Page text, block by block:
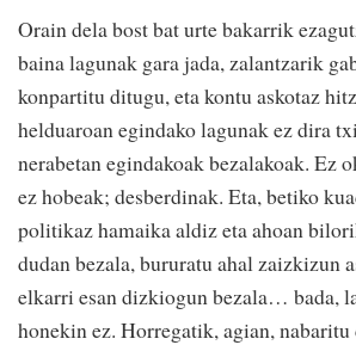
Orain dela bost bat urte bakarrik
baina lagunak gara jada, zalantzarik
konpartitu ditugu, eta kontu askotaz
helduaroan egindako lagunak ez dira
nerabetan egindakoak bezalakoak. Ez
ez hobeak; desberdinak. Eta, betiko
politikaz hamaika aldiz eta ahoan
dudan bezala, bururatu ahal zaizkizun
elkarri esan dizkiogun bezala… bada,
honekin ez. Horregatik, agian,